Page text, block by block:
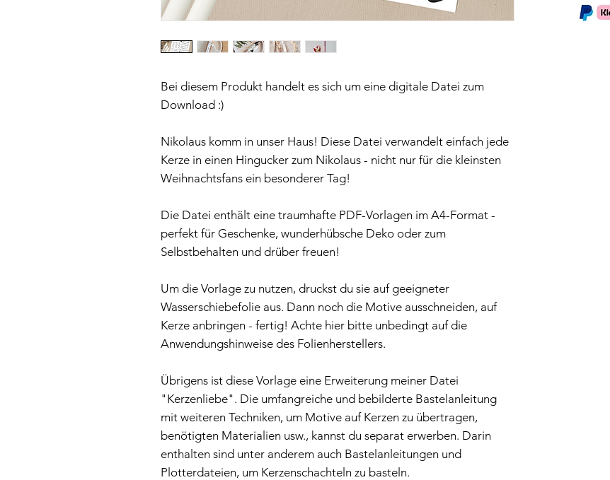
Bei diesem Produkt handelt es sich um eine digitale Datei zum
Download :)
Nikolaus komm in unser Haus! Diese Datei verwandelt einfach jede
Kerze in einen Hingucker zum Nikolaus - nicht nur für die kleinsten
Weihnachtsfans ein besonderer Tag!
Die Datei enthält eine traumhafte PDF-Vorlagen im A4-Format -
perfekt für Geschenke, wunderhübsche Deko oder zum
Selbstbehalten und drüber freuen!
Um die Vorlage zu nutzen, druckst du sie auf geeigneter
Wasserschiebefolie aus. Dann noch die Motive ausschneiden, auf
Kerze anbringen - fertig! Achte hier bitte unbedingt auf die
Anwendungshinweise des Folienherstellers.
Übrigens ist diese Vorlage eine Erweiterung meiner Datei
"Kerzenliebe". Die umfangreiche und bebilderte Bastelanleitung
mit weiteren Techniken, um Motive auf Kerzen zu übertragen,
benötigten Materialien usw., kannst du separat erwerben. Darin
enthalten sind unter anderem auch Bastelanleitungen und
Plotterdateien, um Kerzenschachteln zu basteln.